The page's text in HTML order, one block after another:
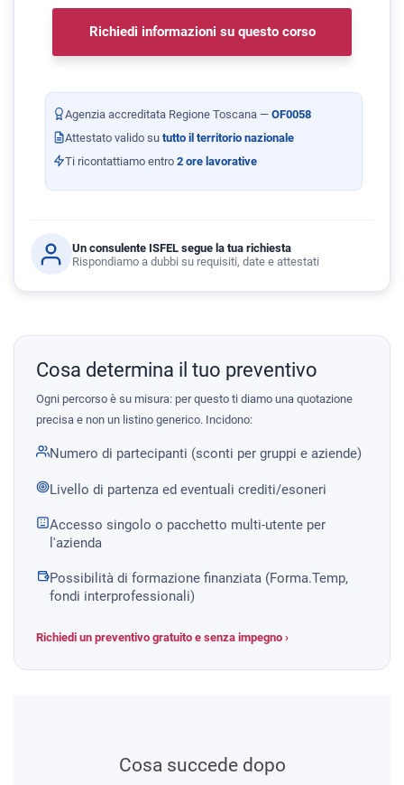
Richiedi informazioni su questo corso
Agenzia accreditata Regione Toscana — OF0058
Attestato valido su tutto il territorio nazionale
Ti ricontattiamo entro 2 ore lavorative
Un consulente ISFEL segue la tua richiesta
Rispondiamo a dubbi su requisiti, date e attestati
Cosa determina il tuo preventivo
Ogni percorso è su misura: per questo ti diamo una quotazione
precisa e non un listino generico. Incidono:
Numero di partecipanti (sconti per gruppi e aziende)
Livello di partenza ed eventuali crediti/esoneri
Accesso singolo o pacchetto multi-utente per
l'azienda
Possibilità di formazione finanziata (Forma.Temp,
fondi interprofessionali)
Richiedi un preventivo gratuito e senza impegno ›
Cosa succede dopo